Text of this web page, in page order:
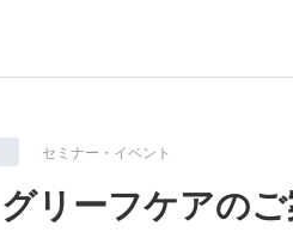
セミナー・イベント
リーフケアの